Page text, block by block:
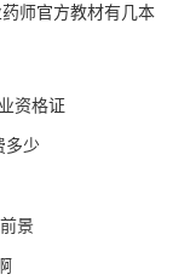
师官方教材有几本
资格证
多少
景